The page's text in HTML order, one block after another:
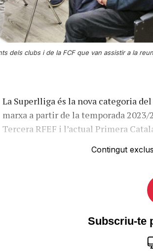
dels clubs i de la FCF que van assistir a la
La Superlliga és la nova categoria
marxa a partir de la temporada
Tercera RFEF i l’actual Primera
Contingut